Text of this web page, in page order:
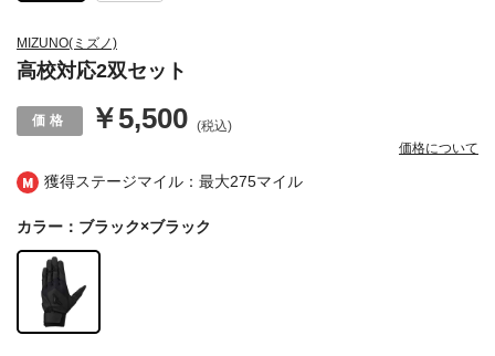
獲得ステージマイル：最大275マイル
MIZUNO(ミズノ)
高校対応2双セット
￥5,500 (税込)
価格について
カラー：ブラック×ブラック